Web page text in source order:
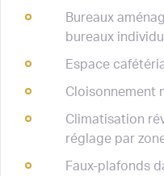
Bureaux
bureaux
Espace
Cloisonnement
Climatisation
réglage par
Faux-plafonds